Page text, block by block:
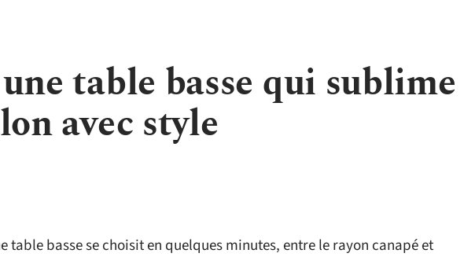
table basse qui sublime
avec style
table basse se choisit en quelques minutes, entre le rayon canapé et